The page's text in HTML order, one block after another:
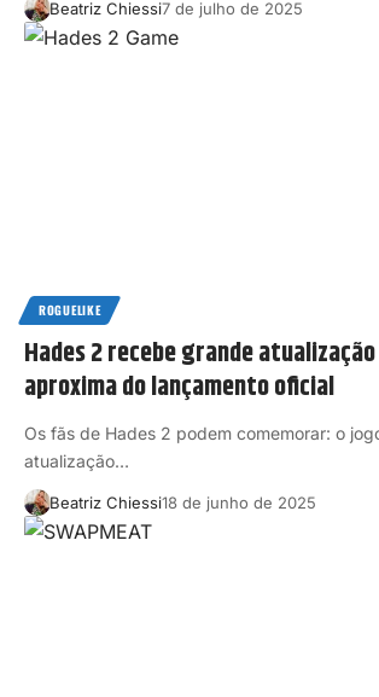
Beatriz Chiessi7 de julho de 2025
ROGUELIKE
Hades 2 recebe grande
aproxima do lançamento oficial
Os fãs de Hades 2 podem comemorar: o
atualização…
Beatriz Chiessi18 de junho de 2025